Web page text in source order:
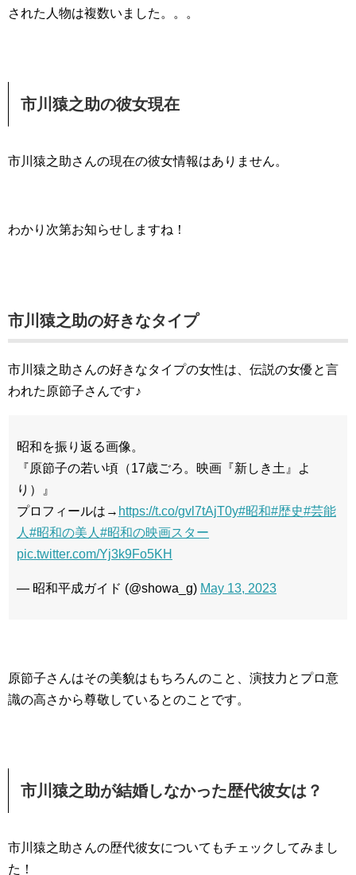
された人物は複数いました。。。
市川猿之助の彼女現在
市川猿之助さんの現在の彼女情報はありません。
わかり次第お知らせしますね！
市川猿之助の好きなタイプ
市川猿之助さんの好きなタイプの女性は、伝説の女優と言
われた原節子さんです♪
昭和を振り返る画像。
『原節子の若い頃（17歳ごろ。映画『新しき土』よ
り）』
プロフィールは→ https://t.co/gvl7tAjT0y#昭和#歴史#芸能
人 #昭和の美人 #昭和の映画スター
pic.twitter.com/Yj3k9Fo5KH
— 昭和平成ガイド (@showa_g) May 13, 2023
原節子さんはその美貌はもちろんのこと、演技力とプロ意
識の高さから尊敬しているとのことです。
市川猿之助が結婚しなかった歴代彼女は？
市川猿之助さんの歴代彼女についてもチェックしてみまし
た！